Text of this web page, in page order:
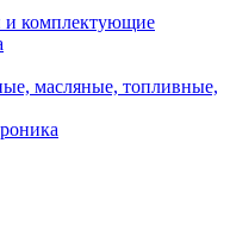
и комплектующие
масляные, топливные,